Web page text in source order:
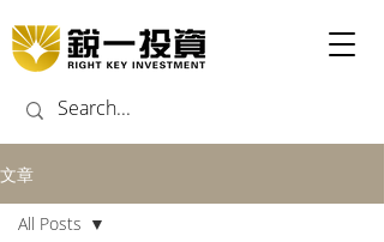
文章
All Posts